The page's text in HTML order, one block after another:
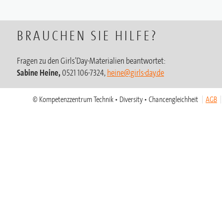
BRAUCHEN SIE HILFE?
Fragen zu den Girls’Day-Materialien beantwortet:
Sabine Heine,0521 106-7324,heine@girls-day.de
© Kompetenzzentrum Technik • Diversity • Chancengleichheit AGB